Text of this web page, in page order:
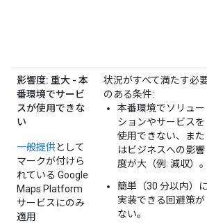
影響度: 重大 - 本
番環境でサービ
スが使用できな
い
一般提供として
マークが付けら
れている Google
Maps Platform
サービスにのみ
適用
状況がすべて満たす必
のある条件:
本番環境でソリュー
ションやサービスを
使用できない、また
はビジネスへの影響
度が大（例: 減収）。
簡単（30 分以内）に
実装できる回避策が
ない。